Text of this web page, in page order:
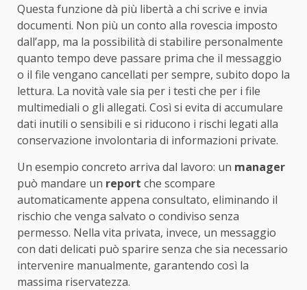
Questa funzione dà più libertà a chi scrive e invia
documenti. Non più un conto alla rovescia imposto
dall’app, ma la possibilità di stabilire personalmente
quanto tempo deve passare prima che il messaggio
o il file vengano cancellati per sempre, subito dopo la
lettura. La novità vale sia per i testi che per i file
multimediali o gli allegati. Così si evita di accumulare
dati inutili o sensibili e si riducono i rischi legati alla
conservazione involontaria di informazioni private.
Un esempio concreto arriva dal lavoro: un manager
può mandare un report che scompare
automaticamente appena consultato, eliminando il
rischio che venga salvato o condiviso senza
permesso. Nella vita privata, invece, un messaggio
con dati delicati può sparire senza che sia necessario
intervenire manualmente, garantendo così la
massima riservatezza.